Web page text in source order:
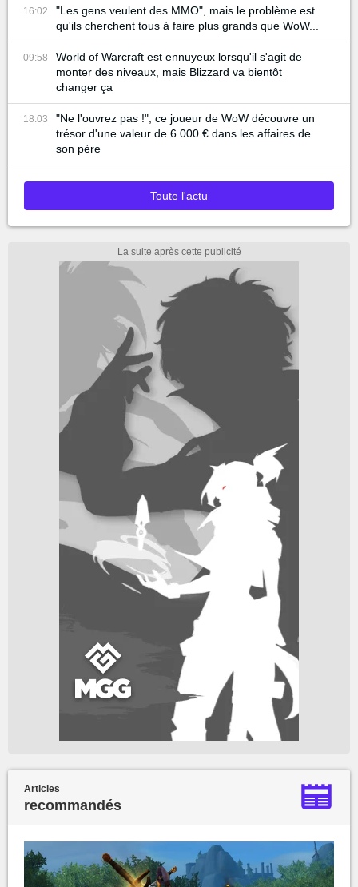
16:02
"Les gens veulent des MMO", mais le problème est
qu'ils cherchent tous à faire plus grands que WoW...
09:58
World of Warcraft est ennuyeux lorsqu'il s'agit de
monter des niveaux, mais Blizzard va bientôt
changer ça
18:03
"Ne l'ouvrez pas !", ce joueur de WoW découvre un
trésor d'une valeur de 6 000 € dans les affaires de
son père
Toute l'actu
Articles
recommandés